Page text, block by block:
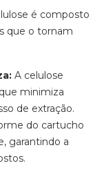
é composto
que o tornam
A celulose
minimiza
de extração.
do cartucho
garantindo a